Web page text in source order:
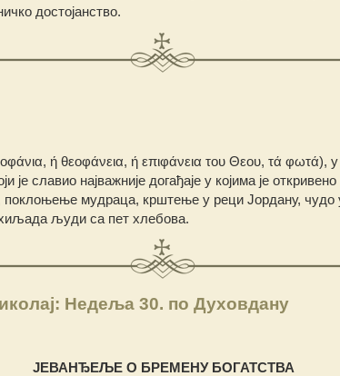
достојанство.
ή θεοφάνεια, ή επιφάνεια του Θεου, τά φωτά),
је славио најважније догађаје у којима је
мудраца, крштење у реци Јордану, чудо у
људи са пет хлебова.
Недеља 30. по Духовдану
ЈЕВАНЂЕЉЕ О БРЕМЕНУ БОГАТСТВА